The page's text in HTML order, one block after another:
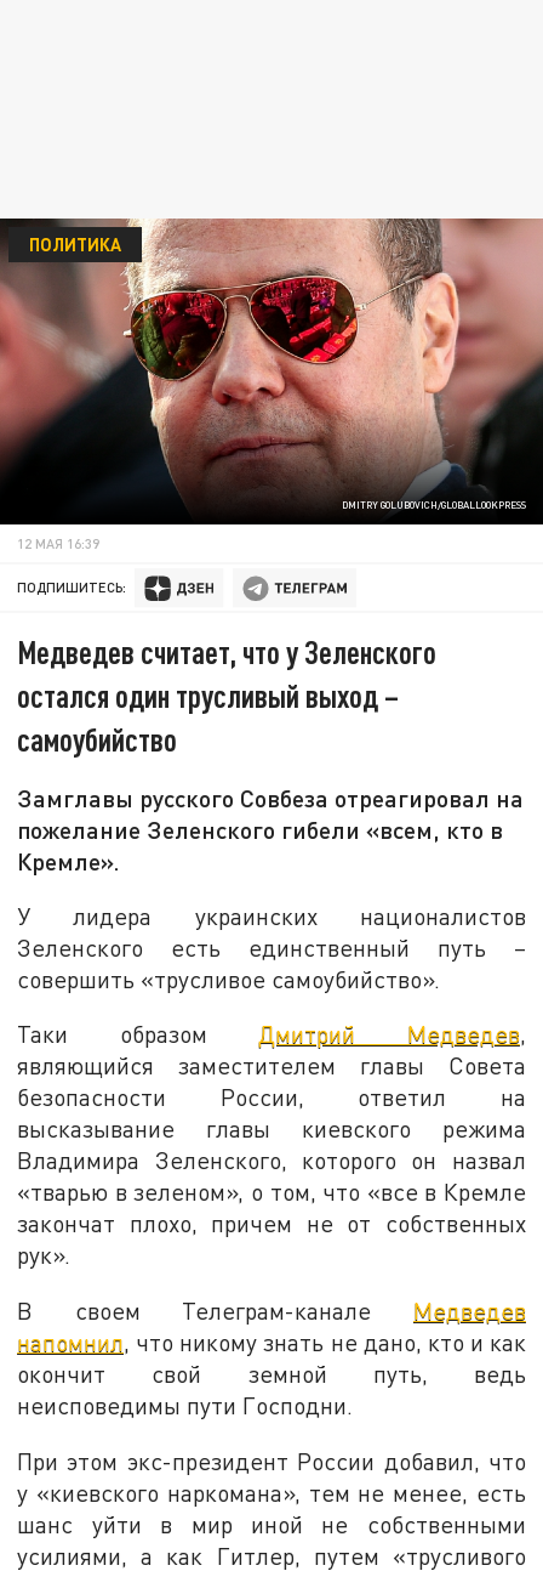
DMITRY GOLUBOVICH/GLOBALLOOKPRESS
ПОЛИТИКА
12 МАЯ 16:39
ПОДПИШИТЕСЬ:
Медведев считает, что у Зеленского
остался один трусливый выход –
самоубийство
Замглавы русского Совбеза отреагировал на
пожелание Зеленского гибели «всем, кто в
Кремле».
У лидера украинских националистов
Зеленского есть единственный путь –
совершить «трусливое самоубийство».
Таки образом Дмитрий Медведев,
являющийся заместителем главы Совета
безопасности России, ответил на
высказывание главы киевского режима
Владимира Зеленского, которого он назвал
«тварью в зеленом», о том, что «все в Кремле
закончат плохо, причем не от собственных
рук».
В своем Телеграм-канале Медведев
напомнил, что никому знать не дано, кто и как
окончит свой земной путь, ведь
неисповедимы пути Господни.
При этом экс-президент России добавил, что
у «киевского наркомана», тем не менее, есть
шанс уйти в мир иной не собственными
усилиями, а как Гитлер, путем «трусливого